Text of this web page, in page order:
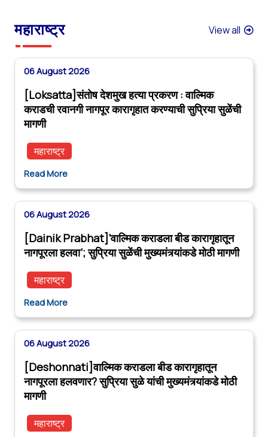
महाराष्ट्र View all
06 August 2026
[Loksatta]संतोष देशमुख हत्या प्रकरण : वाल्मिक
कराडची रवानगी नागपूर कारागृहात करण्याची सुप्रिया सुळेंची
मागणी
महाराष्ट्र
Read More
06 August 2026
[Dainik Prabhat]‘वाल्मिक कराडला बीड कारागृहातून
नागपूरला हलवा’; सुप्रिया सुळेंची मुख्यमंत्र्यांकडे मोठी मागणी
महाराष्ट्र
Read More
06 August 2026
[Deshonnati]वाल्मिक कराडला बीड कारागृहातून
नागपूरला हलवणार? सुप्रिया सुळे यांची मुख्यमंत्र्यांकडे मोठी
मागणी
महाराष्ट्र